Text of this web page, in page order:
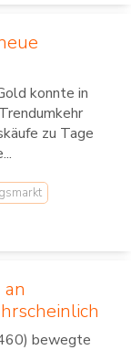
konnte in
zu Tage
bewegte